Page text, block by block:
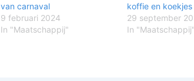
van carnaval
9 februari 2024
In "Maatschappij"
koffie en koekjes
29 september
In "Maatschappij"